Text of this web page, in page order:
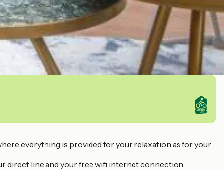
everything is provided for your relaxation as for your
direct line and your free wifi internet connection.